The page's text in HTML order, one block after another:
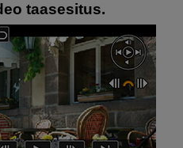
taasesitus.